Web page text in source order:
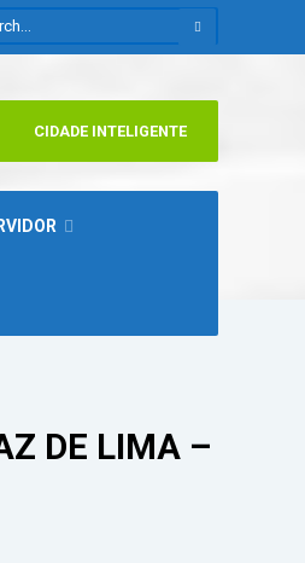
CIDADE INTELIGENTE
DE LIMA –